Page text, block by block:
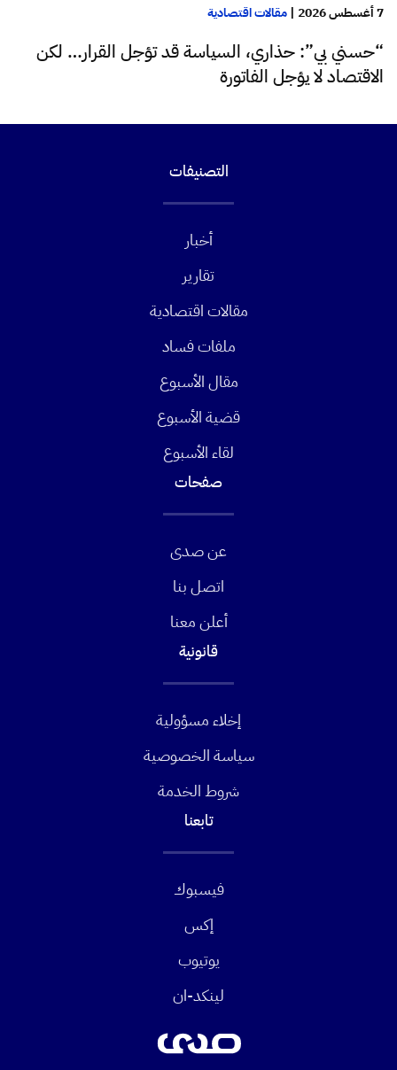
7 أغسطس 2026 | مقالات اقتصادية
“حسني بي”: حذاري، السياسة قد تؤجل القرار… لكن
الاقتصاد لا يؤجل الفاتورة
التصنيفات
أخبار
تقارير
مقالات اقتصادية
ملفات فساد
مقال الأسبوع
قضية الأسبوع
لقاء الأسبوع
صفحات
عن صدى
اتصل بنا
أعلن معنا
قانونية
إخلاء مسؤولية
سياسة الخصوصية
شروط الخدمة
تابعنا
فيسبوك
إكس
يوتيوب
لينكد-ان